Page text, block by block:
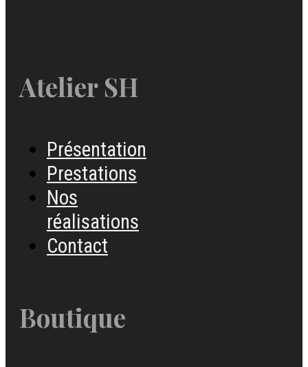
Atelier SH
Présentation
Prestations
Nos
réalisations
Contact
Boutique